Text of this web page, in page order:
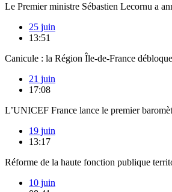
Le Premier ministre Sébastien Lecornu a
25 juin
13:51
Canicule : la Région Île-de-France
21 juin
17:08
L’UNICEF France lance le premier
19 juin
13:17
Réforme de la haute fonction publique
10 juin